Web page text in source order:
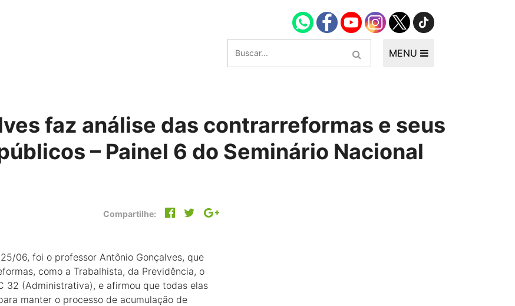
MENU
faz análise das contrarreformas e seus
– Painel 6 do Seminário Nacional
Compartilhe:
06, foi o professor Antônio Gonçalves, que
como a Trabalhista, da Previdência, o
32 (Administrativa), e afirmou que todas elas
manter o processo de acumulação de